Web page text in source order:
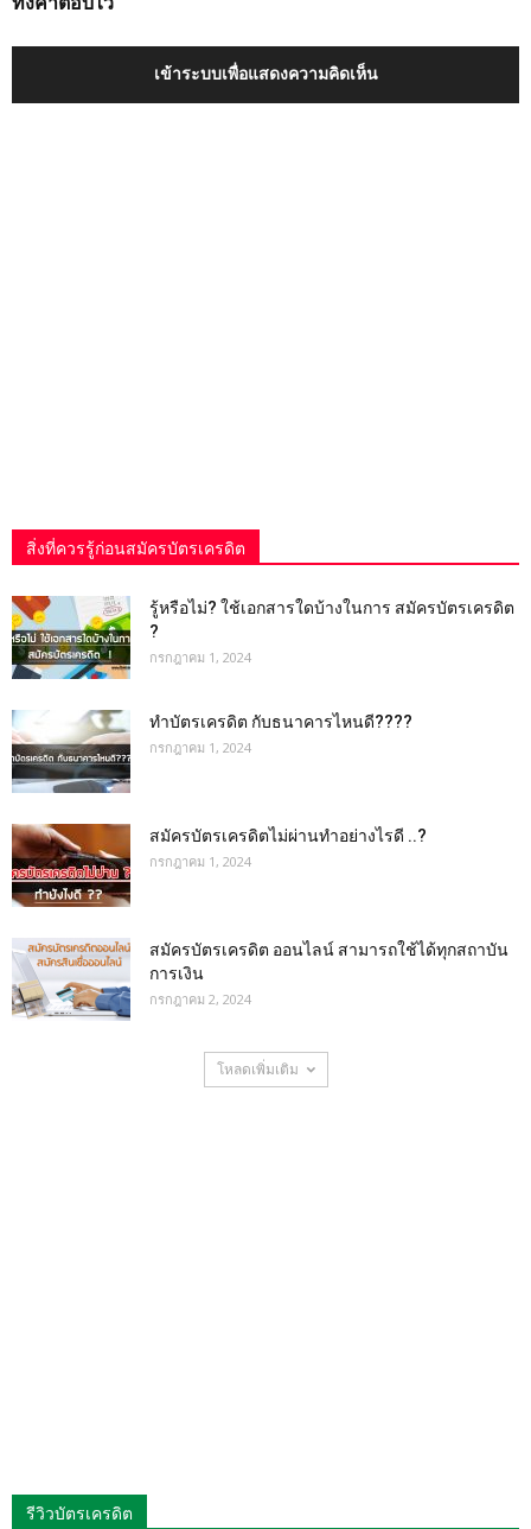
เข้าระบบเพื่อแสดงความคิดเห็น
สิ่งที่ควรรู้ก่อนสมัครบัตรเครดิต
รู้หรือไม่? ใช้เอกสารใดบ้างในการ สมัครบัตรเครดิต
?
กรกฎาคม 1, 2024
ทำบัตรเครดิต กับธนาคารไหนดี????
กรกฎาคม 1, 2024
สมัครบัตรเครดิตไม่ผ่านทำอย่างไรดี ..?
กรกฎาคม 1, 2024
สมัครบัตรเครดิต ออนไลน์ สามารถใช้ได้ทุกสถาบัน
การเงิน
กรกฎาคม 2, 2024
โหลดเพิ่มเติม
รีวิวบัตรเครดิต